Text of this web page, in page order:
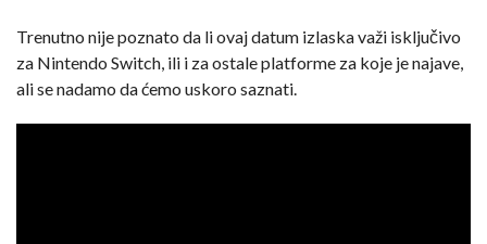
Trenutno nije poznato da li ovaj datum izlaska važi isključivo
za Nintendo Switch, ili i za ostale platforme za koje je najave,
ali se nadamo da ćemo uskoro saznati.